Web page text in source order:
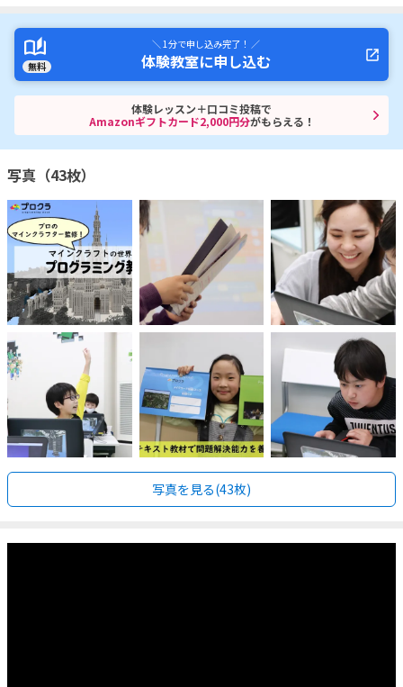
無料
＼ 1分で申し込み完了！ ／
体験教室に申し込む
体験レッスン＋口コミ投稿で
Amazonギフトカード2,000円分がもらえる！
写真（43枚）
写真を見る(43枚)